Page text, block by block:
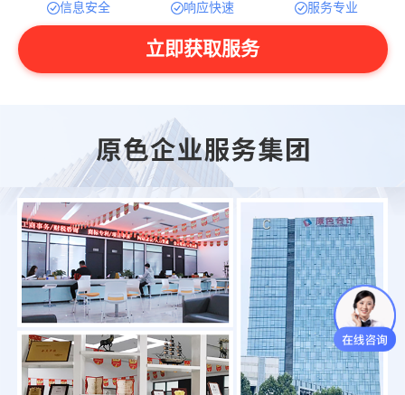
信息安全 响应快速 服务专业
立即获取服务